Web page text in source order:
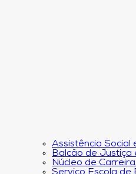
Assistência Social
Balcão de Justiça
Núcleo de